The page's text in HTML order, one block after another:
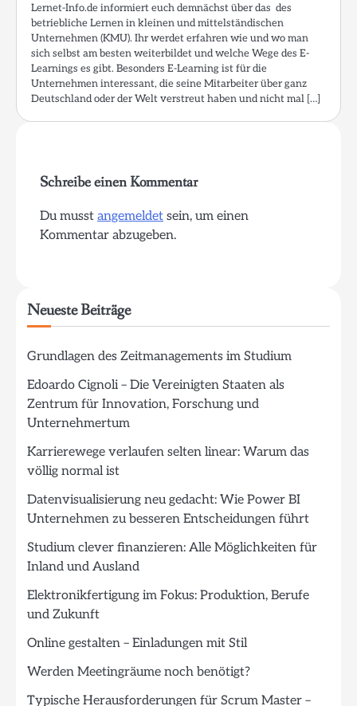
Lernet-Info.de informiert euch demnächst über das des
betriebliche Lernen in kleinen und mittelständischen
Unternehmen (KMU). Ihr werdet erfahren wie und wo man
sich selbst am besten weiterbildet und welche Wege des E-
Learnings es gibt. Besonders E-Learning ist für die
Unternehmen interessant, die seine Mitarbeiter über ganz
Deutschland oder der Welt verstreut haben und nicht mal […]
Schreibe einen Kommentar
Du musst angemeldet sein, um einen
Kommentar abzugeben.
Neueste Beiträge
Grundlagen des Zeitmanagements im Studium
Edoardo Cignoli – Die Vereinigten Staaten als
Zentrum für Innovation, Forschung und
Unternehmertum
Karrierewege verlaufen selten linear: Warum das
völlig normal ist
Datenvisualisierung neu gedacht: Wie Power BI
Unternehmen zu besseren Entscheidungen führt
Studium clever finanzieren: Alle Möglichkeiten für
Inland und Ausland
Elektronikfertigung im Fokus: Produktion, Berufe
und Zukunft
Online gestalten – Einladungen mit Stil
Werden Meetingräume noch benötigt?
Typische Herausforderungen für Scrum Master –